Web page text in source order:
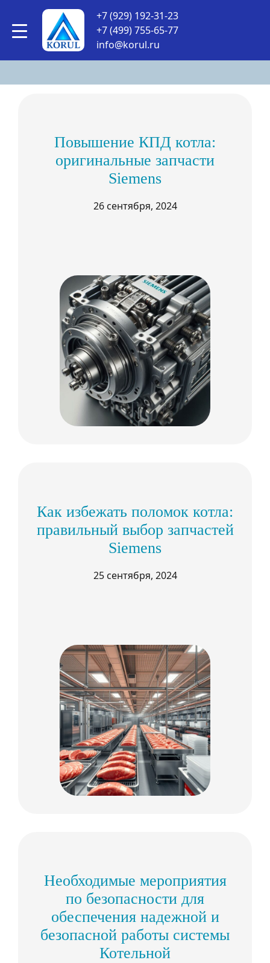
+7 (929) 192-31-23
+7 (499) 755-65-77
info@korul.ru
СТАТЬИ
Повышение КПД котла:
оригинальные запчасти
Siemens
26 сентября, 2024
Как избежать поломок котла:
правильный выбор запчастей
Siemens
25 сентября, 2024
Необходимые мероприятия
по безопасности для
обеспечения надежной и
безопасной работы системы
Котельной